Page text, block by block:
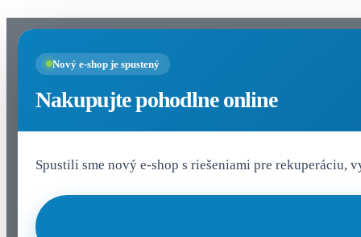
Nový e-shop je spustený
Nakupujte pohodlne online
Spustili sme nový e-shop s riešeniami pre rekuperáciu,